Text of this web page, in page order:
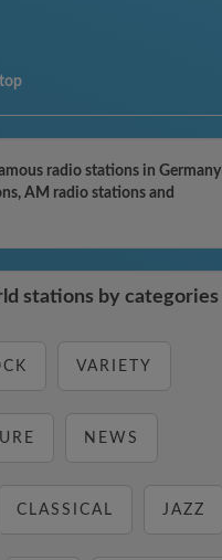
radio stations in Germany
AM radio stations and
stations by categories
VARIETY
NEWS
CLASSICAL JAZZ